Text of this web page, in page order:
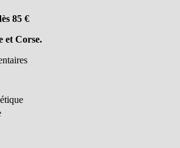
85 €
et Corse.